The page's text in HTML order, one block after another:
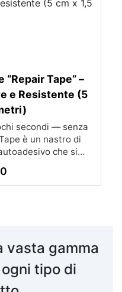
Tape” –
e Resistente (5
secondi — senza
è un nastro di
che si
resistente. Perfetto
su tubi, cavi,
colla o solventi 💧
perdite d’acqua,
al calore
elettrico fino
vasta gamma
tipo di